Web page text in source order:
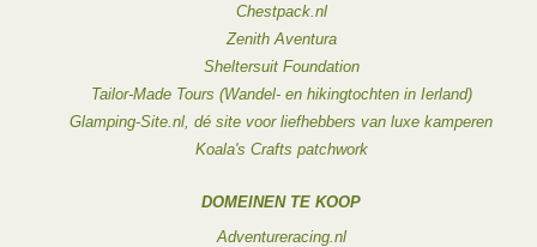
Chestpack.nl
Zenith Aventura
Sheltersuit Foundation
Tailor-Made Tours (Wandel- en hikingtochten in Ierland)
Glamping-Site.nl, dé site voor liefhebbers van luxe kamperen
Koala's Crafts patchwork
DOMEINEN TE KOOP
Adventureracing.nl